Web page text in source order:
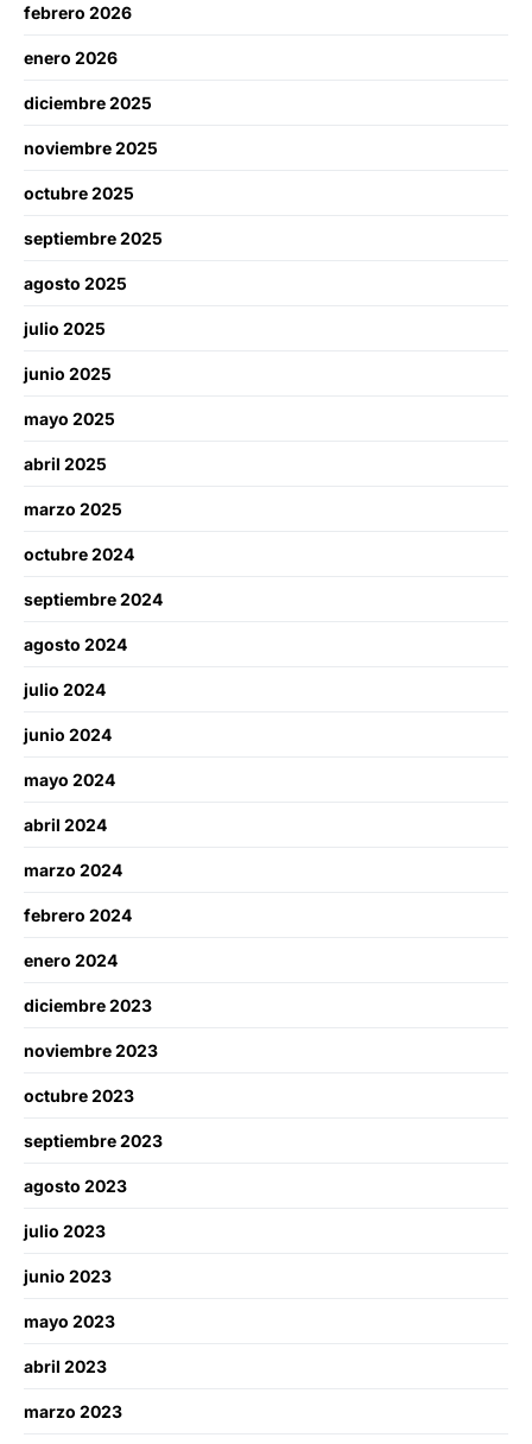
febrero 2026
enero 2026
diciembre 2025
noviembre 2025
octubre 2025
septiembre 2025
agosto 2025
julio 2025
junio 2025
mayo 2025
abril 2025
marzo 2025
octubre 2024
septiembre 2024
agosto 2024
julio 2024
junio 2024
mayo 2024
abril 2024
marzo 2024
febrero 2024
enero 2024
diciembre 2023
noviembre 2023
octubre 2023
septiembre 2023
agosto 2023
julio 2023
junio 2023
mayo 2023
abril 2023
marzo 2023